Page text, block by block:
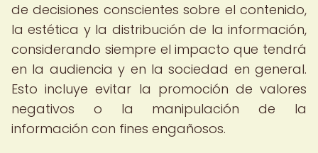
de decisiones conscientes sobre el contenido,
la estética y la distribución de la información,
considerando siempre el impacto que tendrá
en la audiencia y en la sociedad en general.
Esto incluye evitar la promoción de valores
negativos o la manipulación de la
información con fines engañosos.